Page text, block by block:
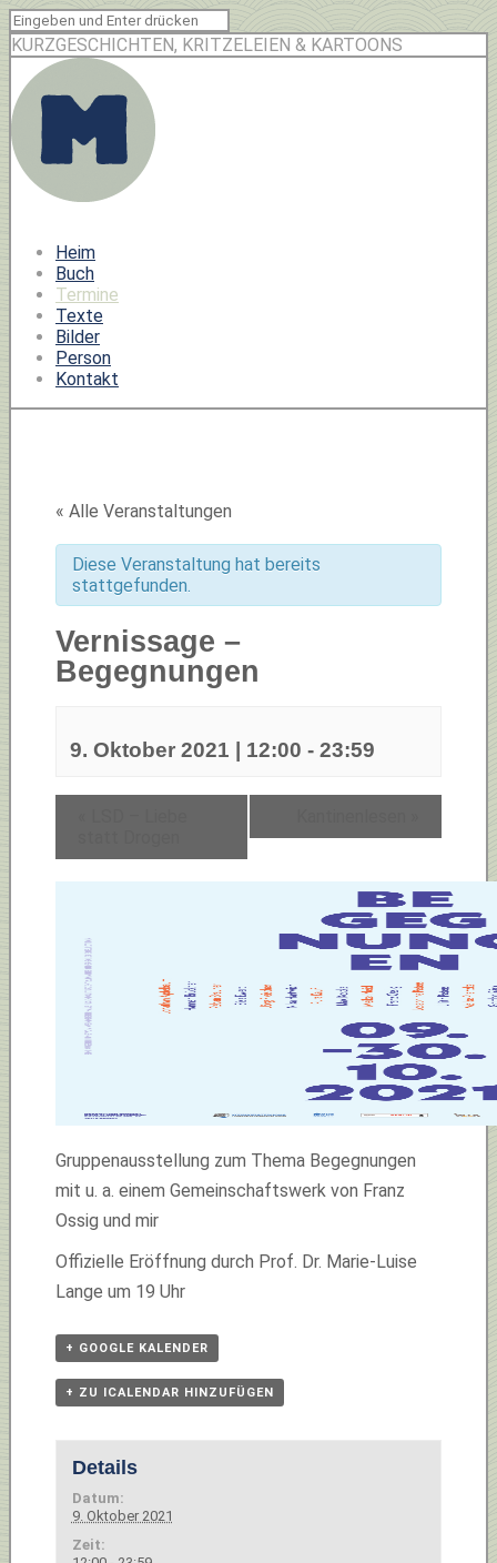
KURZGESCHICHTEN, KRITZELEIEN & KARTOONS
Heim
Buch
Termine
Texte
Bilder
Person
Kontakt
« Alle Veranstaltungen
Diese Veranstaltung hat bereits
stattgefunden.
Vernissage –
Begegnungen
9. Oktober 2021 | 12:00 - 23:59
Gruppenausstellung zum Thema Begegnungen
mit u. a. einem Gemeinschaftswerk von Franz
Ossig und mir
Offizielle Eröffnung durch Prof. Dr. Marie-Luise
Lange um 19 Uhr
+ GOOGLE KALENDER
+ ZU ICALENDAR HINZUFÜGEN
Details
Datum:
9. Oktober 2021
Zeit: